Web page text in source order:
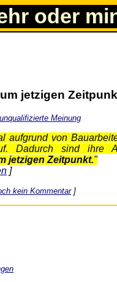
oder
jetzigen
Meinung
aufgrund von
Dadurch sind ihre
jetzigen Zeitpunkt."
]
kein Kommentar]